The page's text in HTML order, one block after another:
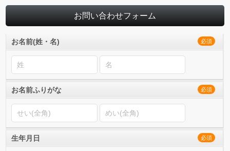
お問い合わせフォーム
お名前(姓・名) 必須
お名前ふりがな 必須
生年月日 必須